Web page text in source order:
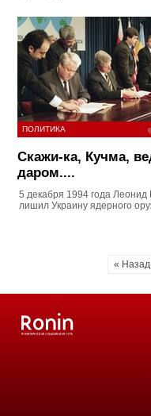
ПОЛИТИКА
Скажи-ка, Кучма,
даром....
5 декабря 1994 года Леонид
лишил Украину ядерного
« Назад